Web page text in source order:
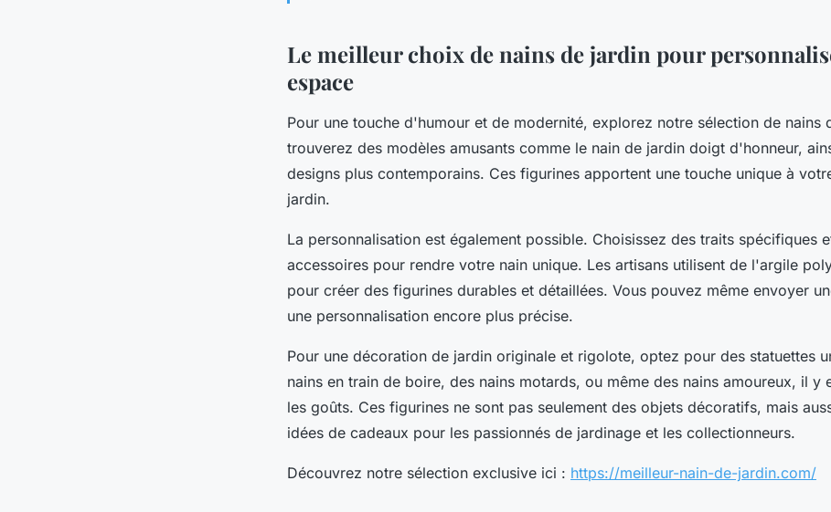
Le meilleur choix de nains de jardin pour
espace
Pour une touche d'humour et de modernité, explorez notre sélection de nains
trouverez des modèles amusants comme le nain de jardin doigt d'honneur,
designs plus contemporains. Ces figurines apportent une touche unique à
jardin.
La personnalisation est également possible. Choisissez des traits spécifiques
accessoires pour rendre votre nain unique. Les artisans utilisent de l'argile
pour créer des figurines durables et détaillées. Vous pouvez même envoyer
une personnalisation encore plus précise.
Pour une décoration de jardin originale et rigolote, optez pour des statuettes
nains en train de boire, des nains motards, ou même des nains amoureux, il y
les goûts. Ces figurines ne sont pas seulement des objets décoratifs, mais
idées de cadeaux pour les passionnés de jardinage et les collectionneurs.
Découvrez notre sélection exclusive ici : https://meilleur-nain-de-jardin.com/